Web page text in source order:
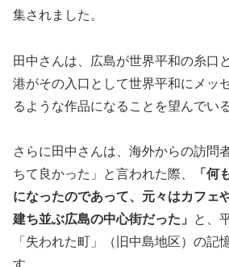
集されました。
田中さんは、広島が世界平和の糸口
港がその入口として世界平和にメッ
るような作品になることを望んでい
さらに田中さんは、海外からの訪問
ちて良かった」と言われた際、
「何
になったのであって、元々はカフェ
建ち並ぶ広島の中心街だった」
と、
「失われた町」（旧中島地区）の記